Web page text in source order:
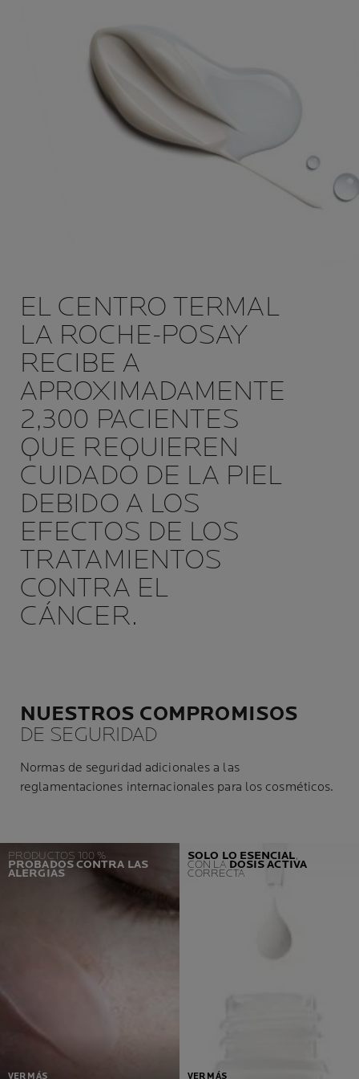
EL CENTRO TERMAL
LA ROCHE-POSAY
RECIBE A
APROXIMADAMENTE
2,300 PACIENTES
QUE REQUIEREN
CUIDADO DE LA PIEL
DEBIDO A LOS
EFECTOS DE LOS
TRATAMIENTOS
CONTRA EL
CÁNCER.
NUESTROS COMPROMISOS
DE SEGURIDAD
Normas de seguridad adicionales a las
reglamentaciones internacionales para los cosméticos.
PRODUCTOS 100 %
PROBADOS CONTRA LAS
ALERGIAS
VER MÁS
SOLO LO ESENCIAL,
CON LA DOSIS ACTIVA
CORRECTA
VER MÁS